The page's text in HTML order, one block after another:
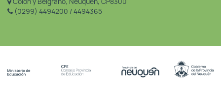
(0299) 4494200 / 4494365